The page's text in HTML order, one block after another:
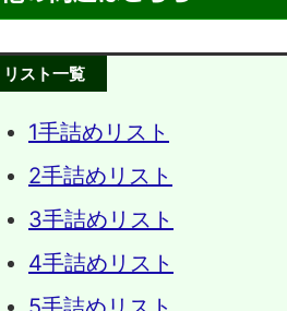
リスト一覧
1手詰めリスト
2手詰めリスト
3手詰めリスト
4手詰めリスト